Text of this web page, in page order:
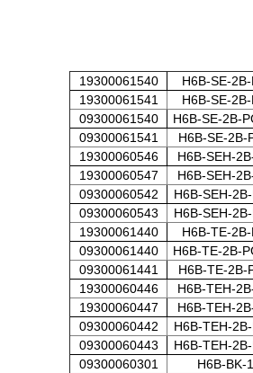
H6B-SE-
19300061540
H6B-SE-
19300061541
H6B-SE-2B-
09300061540
H6B-SE-2B-
09300061541
H6B-SEH-
19300060546
H6B-SEH-
19300060547
H6B-SEH-
09300060542
H6B-SEH-
09300060543
H6B-TE-
19300061440
H6B-TE-2B-
09300061440
H6B-TE-2B-
09300061441
H6B-TEH-
19300060446
H6B-TEH-
19300060447
H6B-TEH-
09300060442
H6B-TEH-
09300060443
H6B-BK-
09300060301